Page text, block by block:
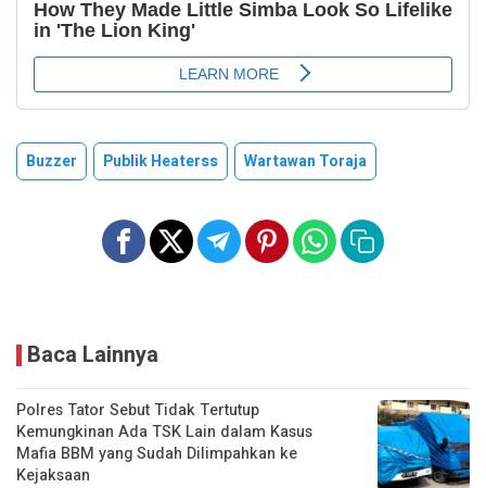
Buzzer Publik Heaterss Wartawan Toraja
Baca Lainnya
Polres Tator Sebut Tidak Tertutup
Kemungkinan Ada TSK Lain dalam Kasus
Mafia BBM yang Sudah Dilimpahkan ke
Kejaksaan